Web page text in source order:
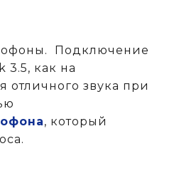
Подключение
3.5, как на
звука при
, который